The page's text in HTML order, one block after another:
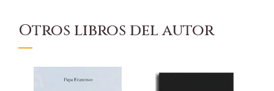
Otros libros del autor